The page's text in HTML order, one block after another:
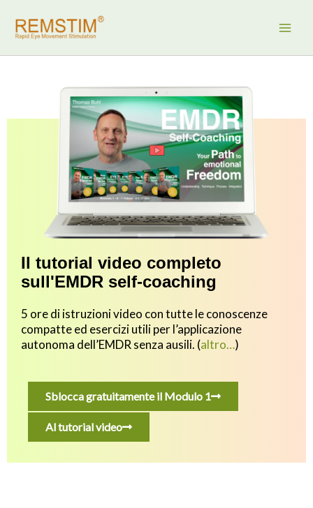
contenuto
Il tutorial video completo
sull'EMDR self-coaching
5 ore di istruzioni video con tutte le conoscenze
compatte ed esercizi utili per l’applicazione
autonoma dell’EMDR senza ausili. (altro…)
Sblocca gratuitamente il Modulo 1
Al tutorial video